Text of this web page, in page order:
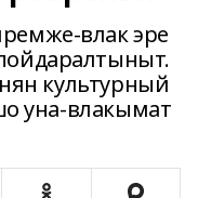
влак эре
культурный
уна-влакымат